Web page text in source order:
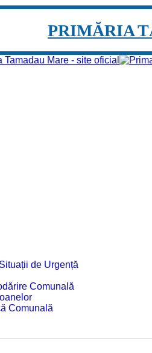
PRIMĂRIA
de Urgență
Comunală
Comunală